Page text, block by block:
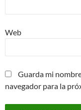
Web
Guarda mi
navegador para la